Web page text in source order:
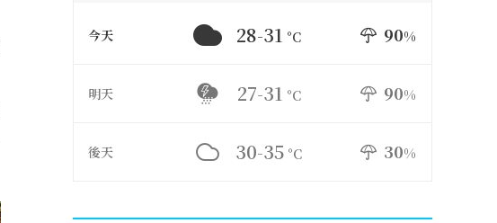
今天 28-31 °C 90%
明天 27-31 °C 90%
後天 30-35 °C 30%